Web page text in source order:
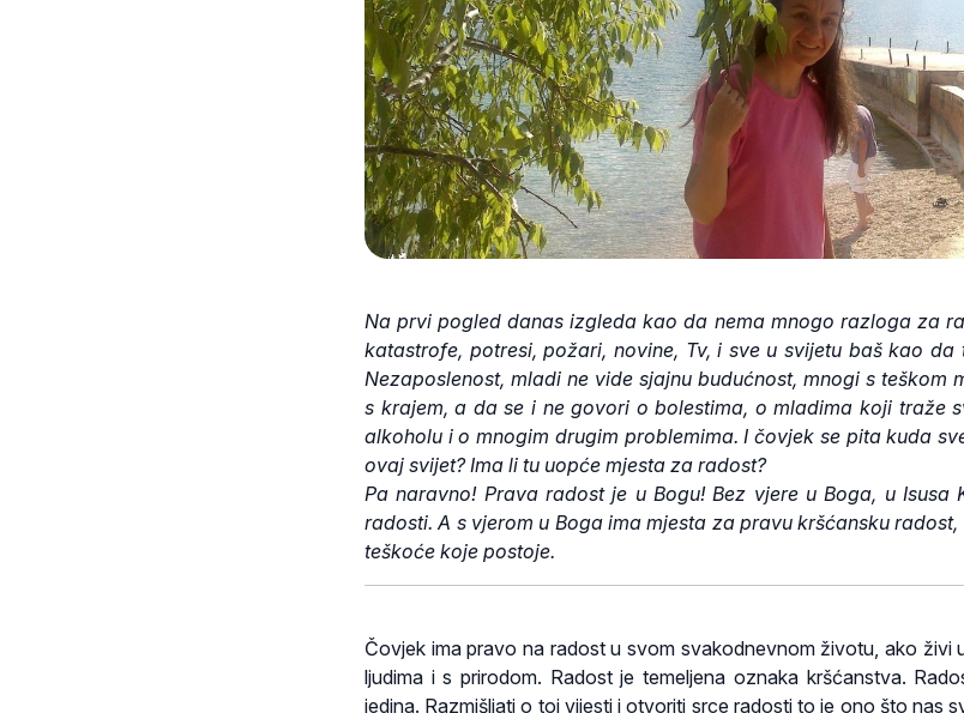
Na prvi pogled danas izgleda kao da nema mnogo razloga za
katastrofe, potresi, požari, novine, Tv, i sve u svijetu baš kao da
Nezaposlenost, mladi ne vide sjajnu budućnost, mnogi s teškom
s krajem, a da se i ne govori o bolestima, o mladima koji traže
alkoholu i o mnogim drugim problemima. I čovjek se pita kuda
ovaj svijet? Ima li tu uopće mjesta za radost?
Pa naravno! Prava radost je u Bogu! Bez vjere u Boga, u Isusa
radosti. A s vjerom u Boga ima mjesta za pravu kršćansku
teškoće koje postoje.
Čovjek ima pravo na radost u svom svakodnevnom životu, ako živi
ljudima i s prirodom. Radost je temeljena oznaka kršćanstva.
jedina. Razmišljati o toj vijesti i otvoriti srce radosti to je ono što nas